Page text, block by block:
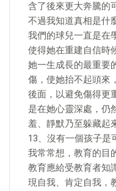
含了後來更大奔騰的
不過我知道真相是什
我們的球兒一直是在
使得她在重建自信時
她一生成長的最重要
傷，使她抬不起頭來
後面，以避免傷得更
是在她心靈深處，仍
羞、靜默乃至躲藏起
13、沒有一個孩子是
我常常想，教育的目
教育應給受教育者知
現自我、肯定自我，